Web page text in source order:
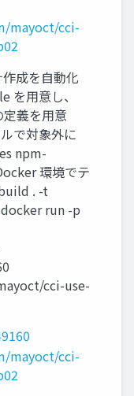
mayoct/cci-
成を自動化
を用意し、
義を用意
で対象外に
npm-
環境でテ
. -t
run -p
cci-use-
mayoct/cci-